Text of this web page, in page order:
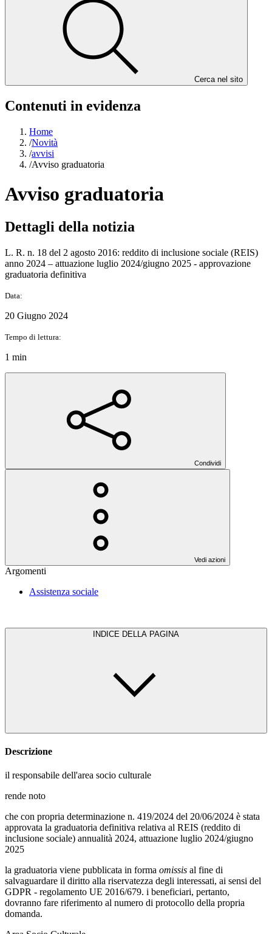
Cerca nel sito
Contenuti in evidenza
Home
/Novità
/avvisi
/Avviso graduatoria
Avviso graduatoria
Dettagli della notizia
L. R. n. 18 del 2 agosto 2016: reddito di inclusione sociale (REIS)
anno 2024 – attuazione luglio 2024/giugno 2025 - approvazione
graduatoria definitiva
Data:
20 Giugno 2024
Tempo di lettura:
1 min
Condividi
Vedi azioni
Argomenti
Assistenza sociale
INDICE DELLA PAGINA
Descrizione
il responsabile dell'area socio culturale
rende noto
che con propria determinazione n. 419/2024 del 20/06/2024 è stata
approvata la graduatoria definitiva relativa al REIS (reddito di
inclusione sociale) annualità 2024, attuazione luglio 2024/giugno
2025
la graduatoria viene pubblicata in forma omissis al fine di
salvaguardare il diritto alla riservatezza degli interessati, ai sensi del
GDPR - regolamento UE 2016/679. i beneficiari, pertanto,
dovranno fare riferimento al numero di protocollo della propria
domanda.